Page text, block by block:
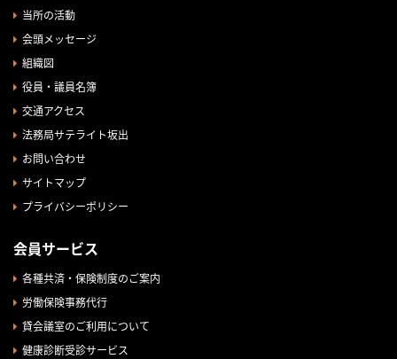
当所の活動
会頭メッセージ
組織図
役員・議員名簿
交通アクセス
法務局サテライト坂出
お問い合わせ
サイトマップ
プライバシーポリシー
会員サービス
各種共済・保険制度のご案内
労働保険事務代行
貸会議室のご利用について
健康診断受診サービス